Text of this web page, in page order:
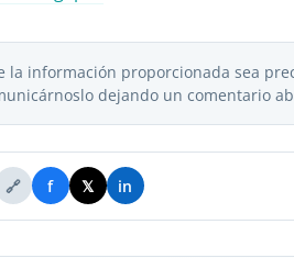
la información proporcionada sea
dejando un comentario
🔗 f 𝕏 in